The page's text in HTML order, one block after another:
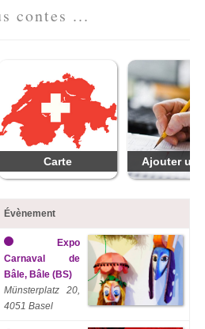
contes ...
Carte Ajouter
Évènement
Expo
Carnaval de
Bâle, Bâle (BS)
Münsterplatz 20,
4051 Basel